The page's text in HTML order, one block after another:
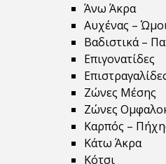
Άνω Άκρα
Αυχένας –
Βαδιστικά –
Επιγονατίδες
Ζώνες Μέσης
Ζώνες
Καρπός –
Κάτω Άκρα
Κότσι